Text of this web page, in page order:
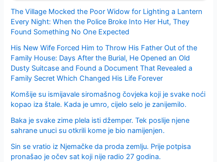
The Village Mocked the Poor Widow for Lighting a Lantern
Every Night: When the Police Broke Into Her Hut, They
Found Something No One Expected
His New Wife Forced Him to Throw His Father Out of the
Family House: Days After the Burial, He Opened an Old
Dusty Suitcase and Found a Document That Revealed a
Family Secret Which Changed His Life Forever
Komšije su ismijavale siromašnog čovjeka koji je svake noći
kopao iza štale. Kada je umro, cijelo selo je zanijemilo.
Baka je svake zime plela isti džemper. Tek poslije njene
sahrane unuci su otkrili kome je bio namijenjen.
Sin se vratio iz Njemačke da proda zemlju. Prije potpisa
pronašao je očev sat koji nije radio 27 godina.